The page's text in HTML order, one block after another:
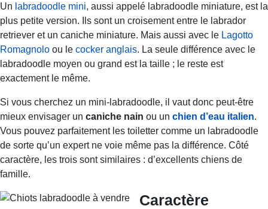
Un labradoodle mini, aussi appelé labradoodle miniature, est la
plus petite version. Ils sont un croisement entre le labrador
retriever et un caniche miniature. Mais aussi avec le Lagotto
Romagnolo ou le cocker anglais. La seule différence avec le
labradoodle moyen ou grand est la taille ; le reste est
exactement le même.
Si vous cherchez un mini-labradoodle, il vaut donc peut-être
mieux envisager un caniche nain ou un chien d’eau italien.
Vous pouvez parfaitement les toiletter comme un labradoodle
de sorte qu’un expert ne voie même pas la différence. Côté
caractère, les trois sont similaires : d’excellents chiens de
famille.
Caractère